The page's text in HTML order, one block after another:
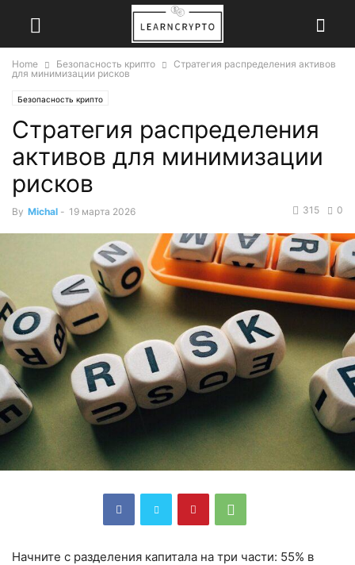
Home Безопасность крипто
Стратегия распределения активов
для минимизации рисков
Безопасность крипто
Стратегия распределения
активов для минимизации
рисков
By Michal - 19 марта 2026 0
315
Начните с разделения капитала на три части: 55% в